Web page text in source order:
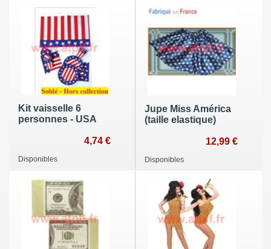
Kit vaisselle 6
personnes - USA
4,74 €
Disponibles
Jupe Miss América
(taille elastique)
12,99 €
Disponibles